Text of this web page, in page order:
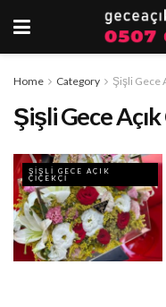
Home Category Şişli Gece
Şişli Gece
ŞIŞLI GECE AÇIK
ÇIÇEKÇI